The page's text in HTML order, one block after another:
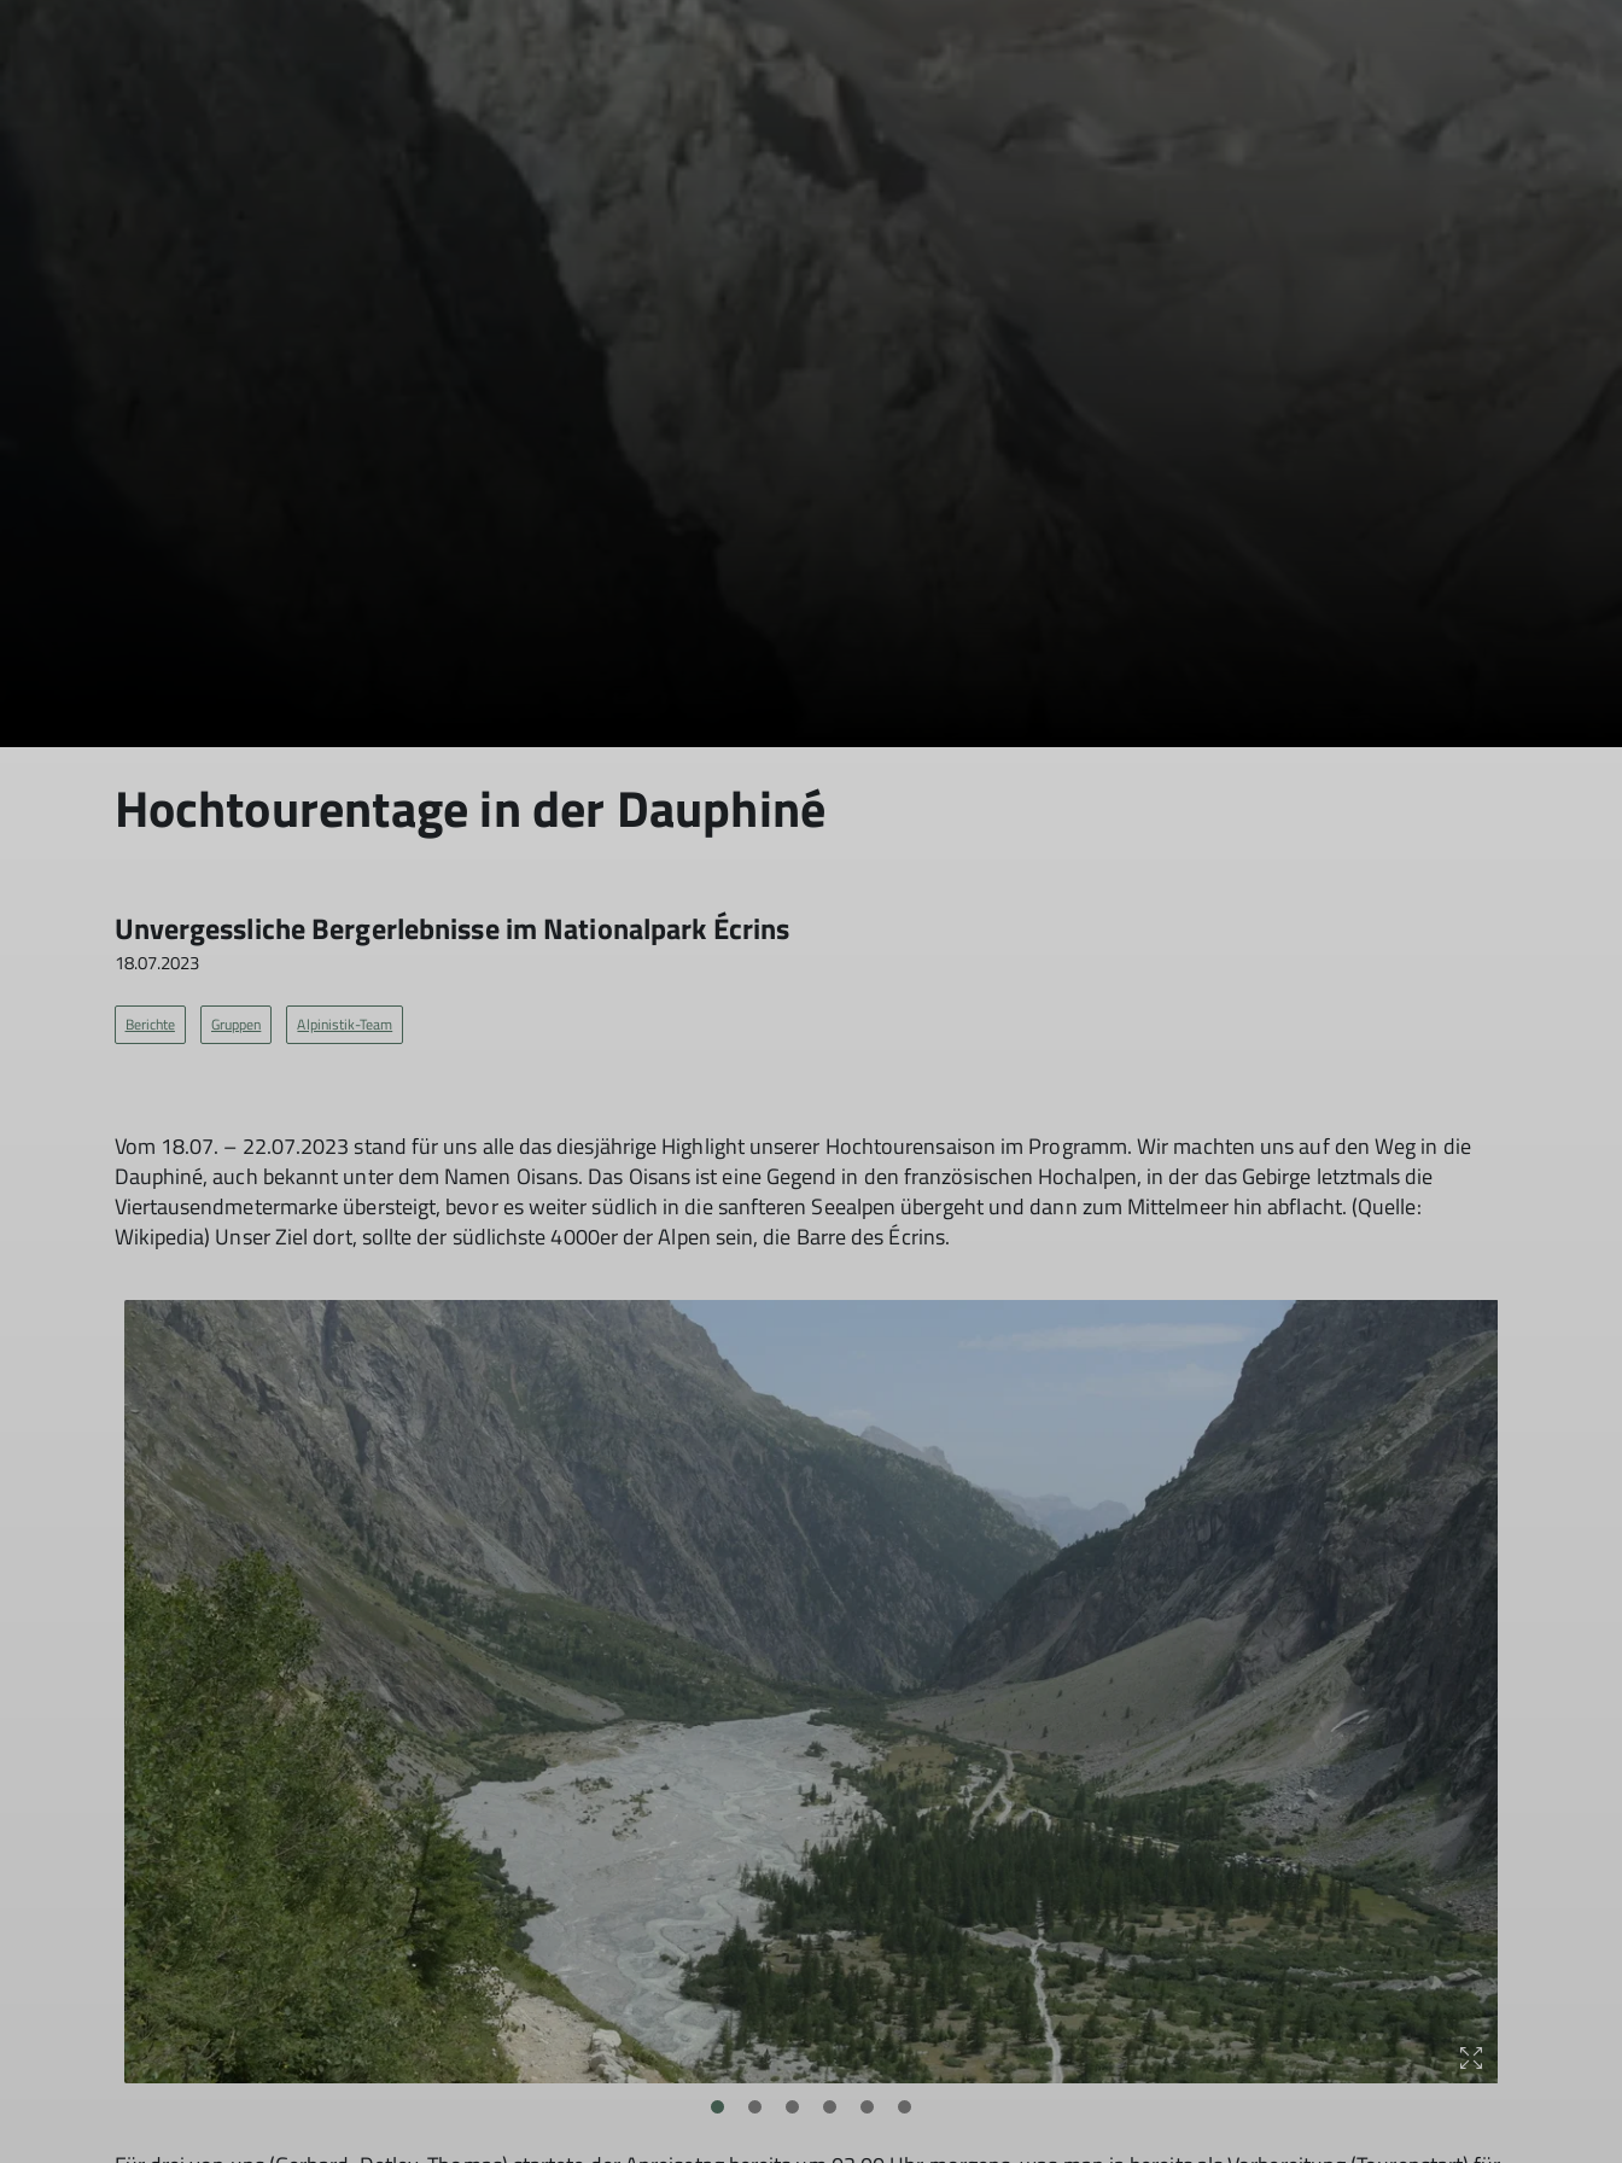
Hochtourentage in der Dauphiné
Unvergessliche Bergerlebnisse im Nationalpark Écrins
18.07.2023
Berichte Gruppen Alpinistik-Team
Vom 18.07. – 22.07.2023 stand für uns alle das diesjährige Highlight unserer Hochtourensaison im Programm. Wir machten uns auf den Weg in die
Dauphiné, auch bekannt unter dem Namen Oisans. Das Oisans ist eine Gegend in den französischen Hochalpen, in der das Gebirge letztmals die
Viertausendmetermarke übersteigt, bevor es weiter südlich in die sanfteren Seealpen übergeht und dann zum Mittelmeer hin abflacht. (Quelle:
Wikipedia) Unser Ziel dort, sollte der südlichste 4000er der Alpen sein, die Barre des Écrins.
© DAV Hechingen